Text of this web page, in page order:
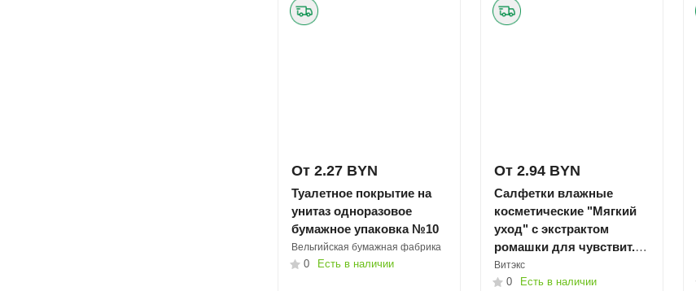
От 2.27 BYN
Туалетное покрытие на
унитаз одноразовое
бумажное упаковка №10
Вельгийская бумажная фабрика
0 Есть в наличии
От 2.94 BYN
Салфетки влажные
косметические "Мягкий
уход" с экстрактом
ромашки для чувствит.
кожи №15
Витэкс
0 Есть в наличии